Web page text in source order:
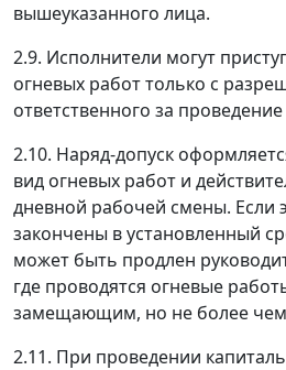
вышеуказанного лица.
2.9. Исполнители могут
огневых работ только с
ответственного за
2.10. Наряд-допуск
вид огневых работ и
дневной рабочей смены. Если
закончены в установленный
может быть продлен
где проводятся огневые
замещающим, но не более чем
2.11. При проведении